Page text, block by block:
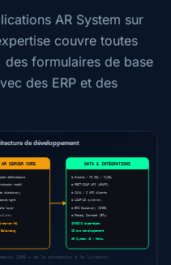
AR System sur
couvre toutes
formulaires de base
des ERP et des